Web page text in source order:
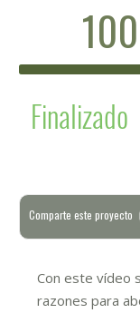
Finalizado
Comparte este proyecto
Con este vídeo
razones para